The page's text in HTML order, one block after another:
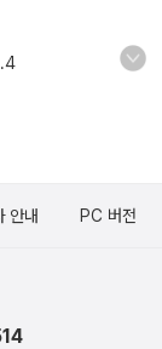
안내 PC 버전